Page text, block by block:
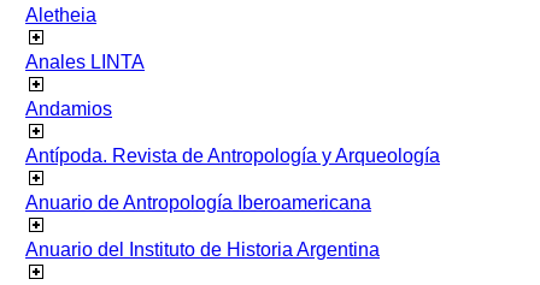
Aletheia
Anales LINTA
Andamios
Antípoda. Revista de Antropología y Arqueología
Anuario de Antropología Iberoamericana
Anuario del Instituto de Historia Argentina